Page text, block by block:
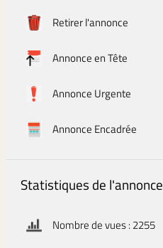
Retirer l'annonce
Annonce en Tête
Annonce Urgente
Annonce Encadrée
Statistiques de l'annonce
Nombre de vues : 2255